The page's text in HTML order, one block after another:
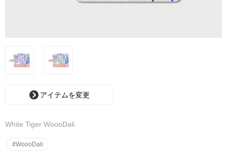
アイテムを変更
White Tiger WoooDali
#WoooDali